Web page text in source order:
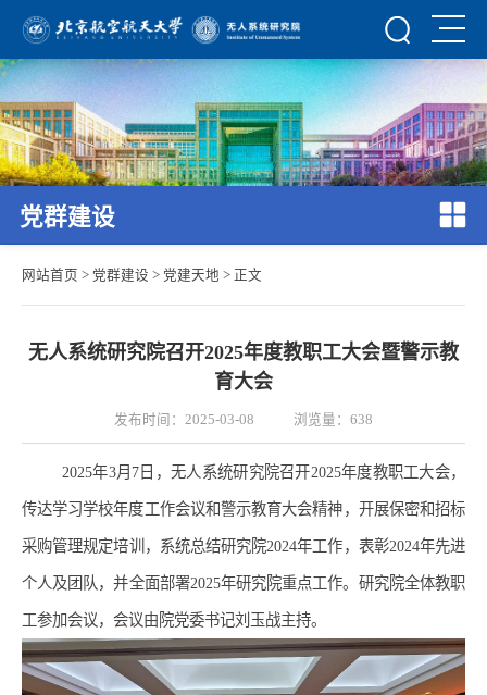
党群建设
网站首页 > 党群建设 > 党建天地 > 正文
无人系统研究院召开2025年度教职工大会暨警示教
育大会
发布时间：2025-03-08 浏览量： 638
2025年3月 7日，无人系统研究院召开2025年度教职工大会，
传达学习学校年度工作会议和警示教育大会精神，开展保密和招标
采购管理规定培训，系统总结研究院2024年工作，表彰2024年先进
个人及团队，并全面部署2025年研究院重点工作。研究院全体教职
工参加会议，会议由院党委书记刘玉战主持。